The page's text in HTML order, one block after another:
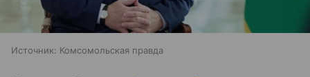
Источник: Комсомольская правда